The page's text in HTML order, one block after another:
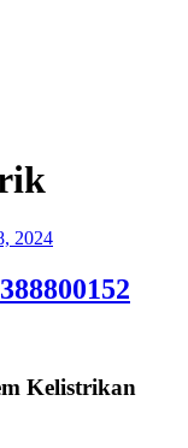
2024
Kelistrikan